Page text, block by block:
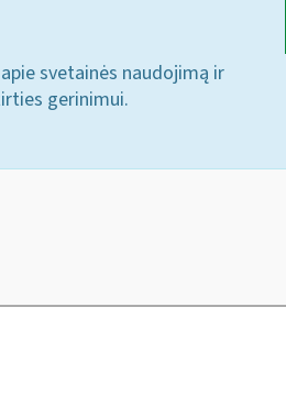
svetainės naudojimą ir
gerinimui.